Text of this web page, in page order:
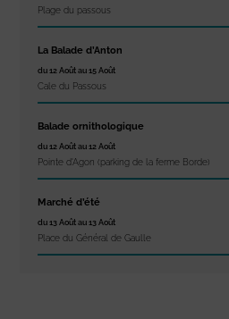
Plage du passous
La Balade d’Anton
du 12 Août au 15 Août
Cale du Passous
Balade ornithologique
du 12 Août au 12 Août
Pointe d'Agon (parking de la ferme Borde)
Marché d’été
du 13 Août au 13 Août
Place du Général de Gaulle